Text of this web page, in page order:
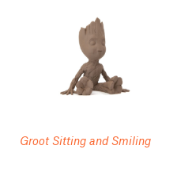
Groot Sitting and Smiling